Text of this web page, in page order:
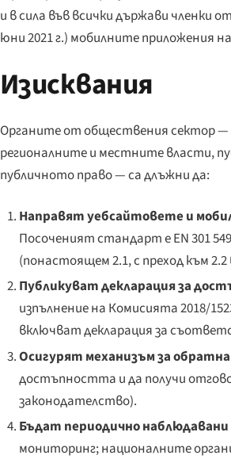
и в сила във всички държави членки
юни 2021 г.) мобилните приложения
Изисквания
Органите от обществения сектор
регионалните и местните власти,
публичното право — са длъжни да:
Направят уебсайтовете и
Посоченият стандарт е EN 301
(понастоящем 2.1, с преход към
Публикуват декларация за
изпълнение на Комисията 2018/
включват декларация за
Осигурят механизъм за
достъпността и да получи
законодателство).
Бъдат периодично наблюдавани
мониторинг; националните